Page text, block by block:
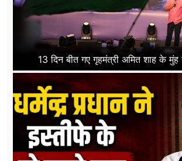
13 दिन बीत गए गृहमंत्री अमित शाह के